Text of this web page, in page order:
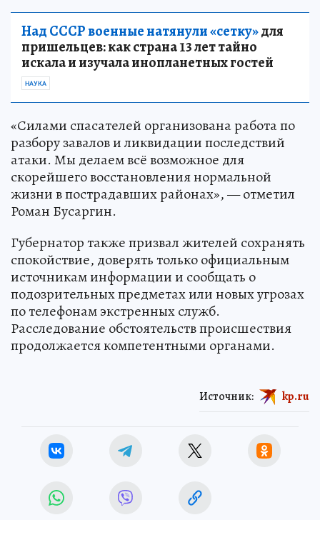
Над СССР военные натянули «сетку»для
пришельцев: как страна 13 лет тайно
искала и изучала инопланетных гостей
НАУКА
«Силами спасателей организована работа по
разбору завалов и ликвидации последствий
атаки. Мы делаем всё возможное для
скорейшего восстановления нормальной
жизни в пострадавших районах», — отметил
Роман Бусаргин.
Губернатор также призвал жителей сохранять
спокойствие, доверять только официальным
источникам информации и сообщать о
подозрительных предметах или новых угрозах
по телефонам экстренных служб.
Расследование обстоятельств происшествия
продолжается компетентными органами.
Источник: kp.ru